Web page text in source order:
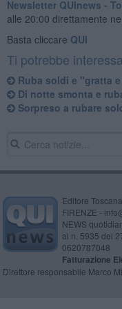
Newsletter QUInews -
alle 20:00 direttamente
Basta cliccare QUI
Ti potrebbe
Ruba soldi e "gratta
Di notte smonta e
Sorpreso a rubare
Editore
FIRENZE -
NEWS
al n. 5935 del
0620787048
Fatturazione
Direttore responsabile Marco